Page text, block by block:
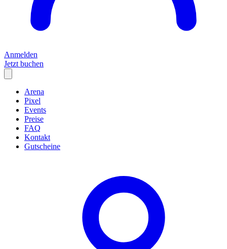
Anmelden
Jetzt buchen
Arena
Pixel
Events
Preise
FAQ
Kontakt
Gutscheine